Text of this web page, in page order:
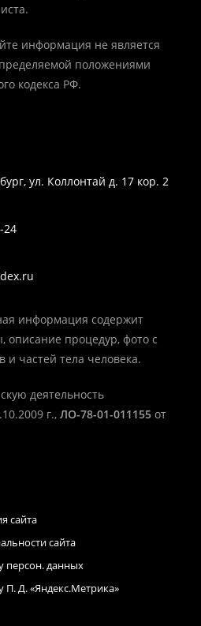
информация не является
положениями
кодекса РФ.
ул. Коллонтай д. 17 кор. 2
24
приложении
информация содержит
описание процедур, фото с
и частей тела человека.
деятельность
г.,ЛО-78-01-011155 от
сайта
сайта
персон. данных
П. Д. «Яндекс.Метрика»